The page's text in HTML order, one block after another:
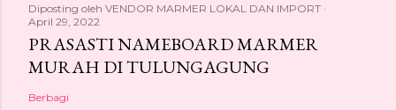
Diposting oleh VENDOR MARMER LOKAL DAN IMPORT
April 29, 2022
PRASASTI NAMEBOARD MARMER
MURAH DI TULUNGAGUNG
Berbagi